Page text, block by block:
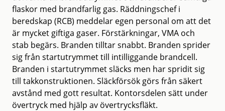
flaskor med brandfarlig gas. Räddningschef i
beredskap (RCB) meddelar egen personal om att det
är mycket giftiga gaser. Förstärkningar, VMA och
stab begärs. Branden tilltar snabbt. Branden sprider
sig från startutrymmet till intilliggande brandcell.
Branden i startutrymmet släcks men har spridit sig
till takkonstruktionen. Släckförsök görs från säkert
avstånd med gott resultat. Kontorsdelen sätt under
övertryck med hjälp av övertrycksfläkt.